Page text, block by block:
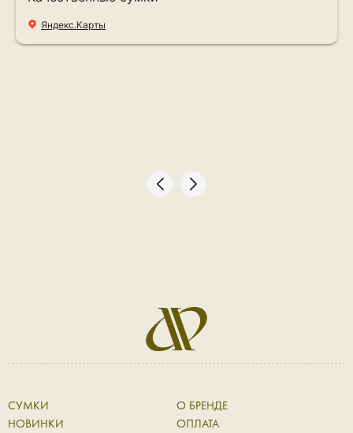
Яндекс.Карты
СУМКИ
НОВИНКИ
О БРЕНДЕ
ОПЛАТА